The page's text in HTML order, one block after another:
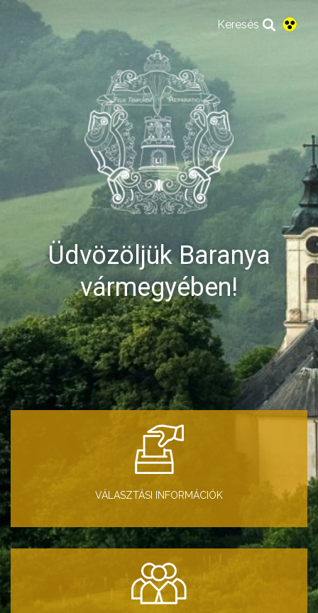
Keresés
Üdvözöljük Baranya
vármegyében!
VÁLASZTÁSI INFORMÁCIÓK